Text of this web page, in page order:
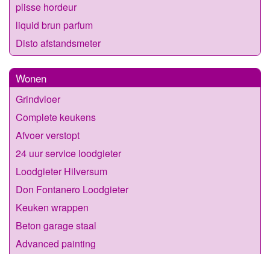
plisse hordeur
liquid brun parfum
Disto afstandsmeter
Wonen
Grindvloer
Complete keukens
Afvoer verstopt
24 uur service loodgieter
Loodgieter Hilversum
Don Fontanero Loodgieter
Keuken wrappen
Beton garage staal
Advanced painting